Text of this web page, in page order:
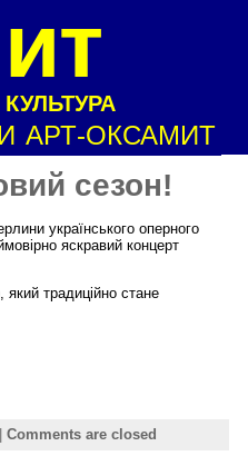
АРТ-ОКСАМИТ
сезон!
українського оперного
яскравий концерт
який традиційно стане
Comments are closed